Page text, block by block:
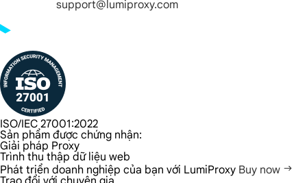
support@lumiproxy.com
ISO/IEC 27001:2022
Sản phẩm được chứng nhận:
Giải pháp Proxy
Trình thu thập dữ liệu web
Phát triển doanh nghiệp của bạn với LumiProxy Buy now